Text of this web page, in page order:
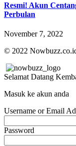
Resmi! Akun
Perbulan
November 7, 2022
© 2022
Selamat Datang
Masuk ke akun anda
Username or Email
Password